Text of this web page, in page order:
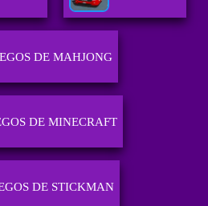
DE MAHJONG
DE MINECRAFT
DE STICKMAN